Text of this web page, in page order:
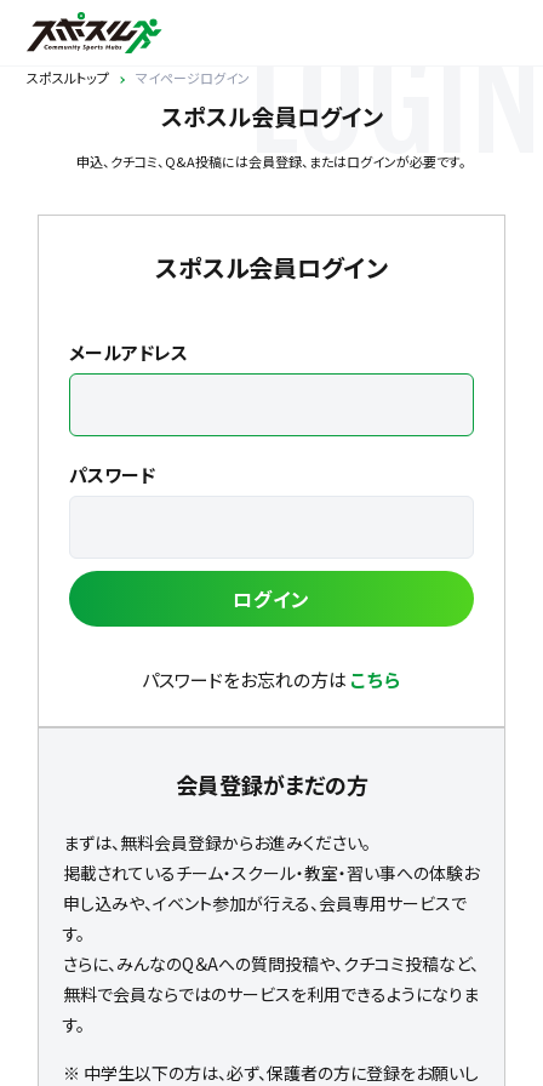
スポスルトップ マイページログイン
スポスル会員ログイン
申込、クチコミ、Q&A投稿には会員登録、またはログインが必要です。
LOGIN
スポスル会員ログイン
メールアドレス
パスワード
ログイン
パスワードをお忘れの方は こちら
会員登録がまだの方
まずは、無料会員登録からお進みください。
掲載されているチーム・スクール・教室・習い事への体験お
申し込みや、イベント参加が行える、会員専用サービスで
す。
さらに、みんなのQ＆Aへの質問投稿や、クチコミ投稿など、
無料で会員ならではのサービスを利用できるようになりま
す。
※ 中学生以下の方は、必ず、保護者の方に登録をお願いし